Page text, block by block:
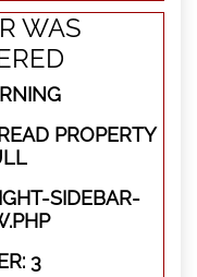
WAS
PROPERTY
SIDEBAR-
3